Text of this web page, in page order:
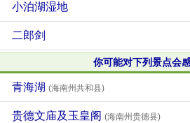
小泊湖湿地
二郎剑
你可能对下列景点会
青海湖 (海南州共和县)
贵德文庙及玉皇阁 (海南州贵德县)